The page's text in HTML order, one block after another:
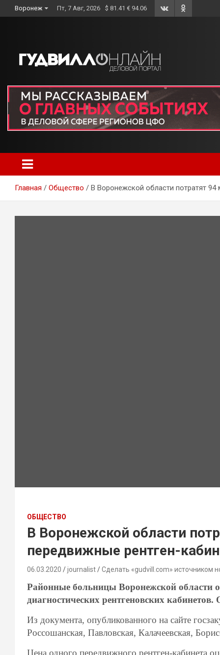
to
Воронеж Пт, 7 Авг, 2026 $ 81.41 € 94.06
Главная Общество В Воронежской области потратят
ОБЩЕСТВО
В Воронежской области
передвижные рентген-
06.03.2020 journalist Сделать «gudvill.com» источником
Районные больницы Воронежской области
диагностических рентгеновских
Из документа, опубликованного на сайте
Россошанская, Павловская, Калачеевская,
Цена одного передвижного рентген-кабинета